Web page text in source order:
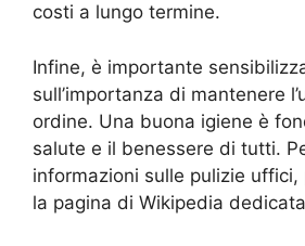
costi a lungo termine.
Infine, è importante
sull’importanza di mantenere
ordine. Una buona igiene è
salute e il benessere di tutti.
informazioni sulle pulizie uffici,
la pagina di Wikipedia